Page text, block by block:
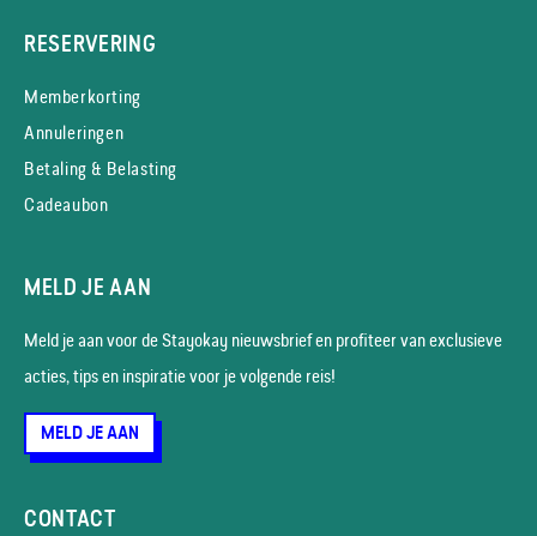
RESERVERING
Memberkorting
Annuleringen
Betaling & Belasting
Cadeaubon
MELD JE AAN
Meld je aan voor de Stayokay nieuws­brief en profiteer van exclusieve
acties, tips en inspiratie voor je volgende reis!
MELD JE AAN
CONTACT